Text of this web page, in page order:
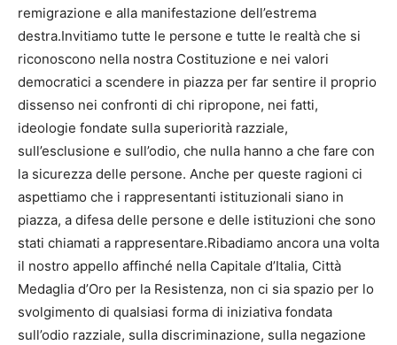
remigrazione e alla manifestazione dell’estrema
destra.Invitiamo tutte le persone e tutte le realtà che si
riconoscono nella nostra Costituzione e nei valori
democratici a scendere in piazza per far sentire il proprio
dissenso nei confronti di chi ripropone, nei fatti,
ideologie fondate sulla superiorità razziale,
sull’esclusione e sull’odio, che nulla hanno a che fare con
la sicurezza delle persone. Anche per queste ragioni ci
aspettiamo che i rappresentanti istituzionali siano in
piazza, a difesa delle persone e delle istituzioni che sono
stati chiamati a rappresentare.Ribadiamo ancora una volta
il nostro appello affinché nella Capitale d’Italia, Città
Medaglia d’Oro per la Resistenza, non ci sia spazio per lo
svolgimento di qualsiasi forma di iniziativa fondata
sull’odio razziale, sulla discriminazione, sulla negazione